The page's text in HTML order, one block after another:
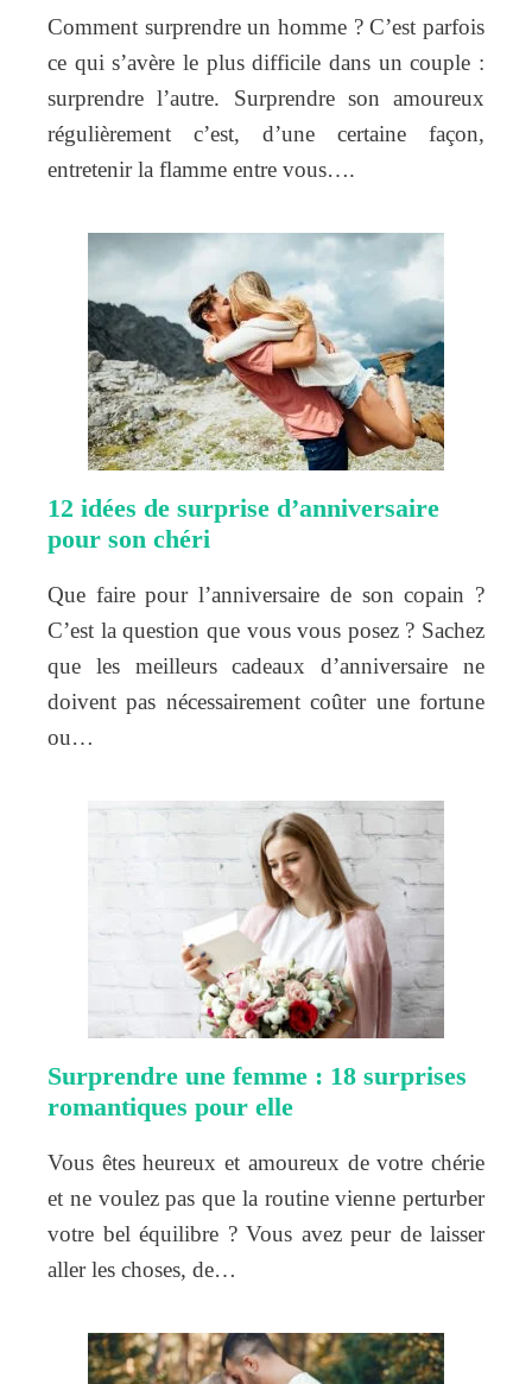
Comment surprendre un homme ? C’est parfois
ce qui s’avère le plus difficile dans un couple :
surprendre l’autre. Surprendre son amoureux
régulièrement c’est, d’une certaine façon,
entretenir la flamme entre vous….
12 idées de surprise d’anniversaire
pour son chéri
Que faire pour l’anniversaire de son copain ?
C’est la question que vous vous posez ? Sachez
que les meilleurs cadeaux d’anniversaire ne
doivent pas nécessairement coûter une fortune
ou…
Surprendre une femme : 18 surprises
romantiques pour elle
Vous êtes heureux et amoureux de votre chérie
et ne voulez pas que la routine vienne perturber
votre bel équilibre ? Vous avez peur de laisser
aller les choses, de…